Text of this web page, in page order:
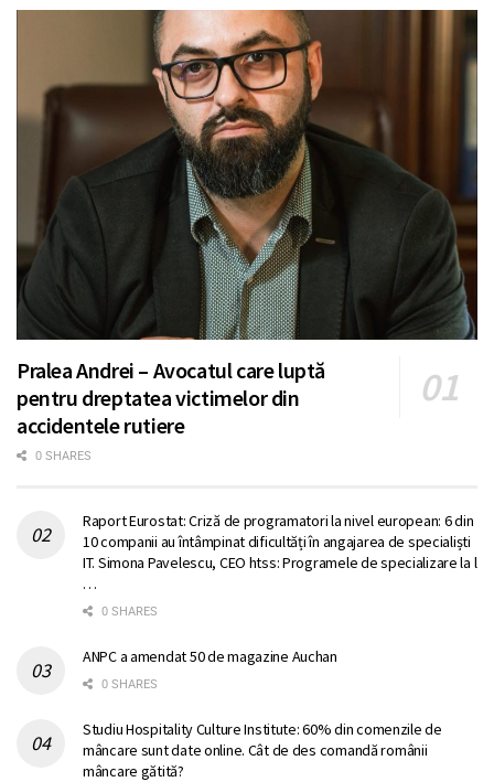
Pralea Andrei – Avocatul care luptă
pentru dreptatea victimelor din
accidentele rutiere
0 SHARES
Raport Eurostat: Criză de programatori la nivel european: 6 din
10 companii au întâmpinat dificultăți în angajarea de specialiști
IT. Simona Pavelescu, CEO htss: Programele de specializare la l
…
0 SHARES
ANPC a amendat 50 de magazine Auchan
0 SHARES
Studiu Hospitality Culture Institute: 60% din comenzile de
mâncare sunt date online. Cât de des comandă românii
mâncare gătită?